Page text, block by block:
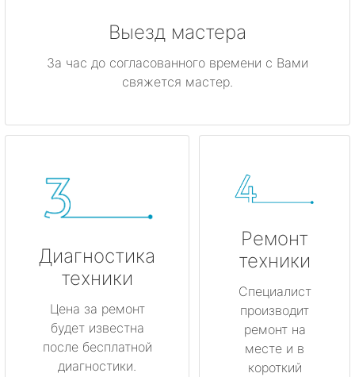
Выезд мастера
За час до согласованного времени с Вами
свяжется мастер.
Диагностика
техники
Цена за ремонт
будет известна
после бесплатной
диагностики.
Ремонт
техники
Специалист
производит
ремонт на
месте и в
короткий